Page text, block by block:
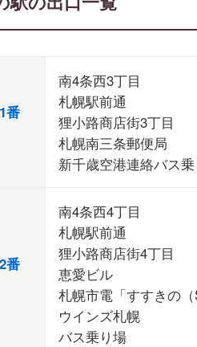
番
南4条西3丁目
札幌駅前通
狸小路商店街3丁目
札幌南三条郵便局
新千歳空港連絡バス
番
南4条西4丁目
札幌駅前通
狸小路商店街4丁目
恵愛ビル
札幌市電「すすきの
ウインズ札幌
バス乗り場